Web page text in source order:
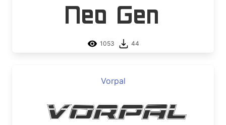
Neo Gen
1053 44
Vorpal
Vorpal